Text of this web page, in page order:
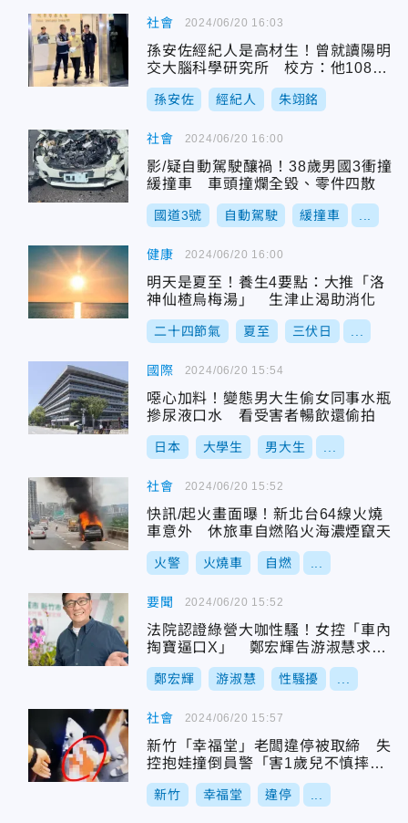
社會
孫安佐經紀人是高材生！曾就讀陽明
交大腦科學研究所 校方：他108學
年度退學
孫安佐 經紀人 朱翊銘
2024/06/20 16:03
社會
影/疑自動駕駛釀禍！38歲男國3衝撞
緩撞車 車頭撞爛全毀、零件四散
國道3號 自動駕駛 緩撞車
2024/06/20 16:00
健康
明天是夏至！養生4要點：大推「洛
神仙楂烏梅湯」 生津止渴助消化
二十四節氣 夏至 三伏日
2024/06/20 16:00
國際
噁心加料！變態男大生偷女同事水瓶
摻尿液口水 看受害者暢飲還偷拍
日本 大學生 男大生
2024/06/20 15:54
社會
快訊/起火畫面曝！新北台64線火燒
車意外 休旅車自燃陷火海濃煙竄天
火警 火燒車 自燃
2024/06/20 15:52
要聞
法院認證綠營大咖性騷！女控「車內
掏寶逼口X」 鄭宏輝告游淑慧求償
百萬敗訴
鄭宏輝 游淑慧 性騷擾
2024/06/20 15:52
社會
新竹「幸福堂」老闆違停被取締 失
控抱娃撞倒員警「害1歲兒不慎摔
地」
新竹 幸福堂 違停
2024/06/20 15:57